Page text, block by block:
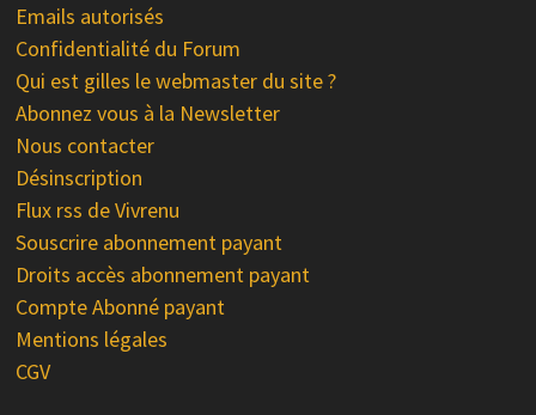
Emails autorisés
Confidentialité du Forum
Qui est gilles le webmaster du site ?
Abonnez vous à la Newsletter
Nous contacter
Désinscription
Flux rss de Vivrenu
Souscrire abonnement payant
Droits accès abonnement payant
Compte Abonné payant
Mentions légales
CGV